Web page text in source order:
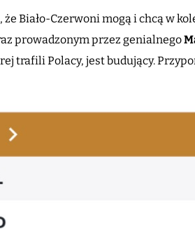
że Biało-Czerwoni mogą i chcą w
prowadzonym przez genialnego
trafili Polacy, jest budujący.